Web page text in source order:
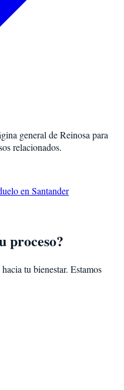
general deReinosa para
relacionados.
en Santander
proceso?
tu bienestar. Estamos